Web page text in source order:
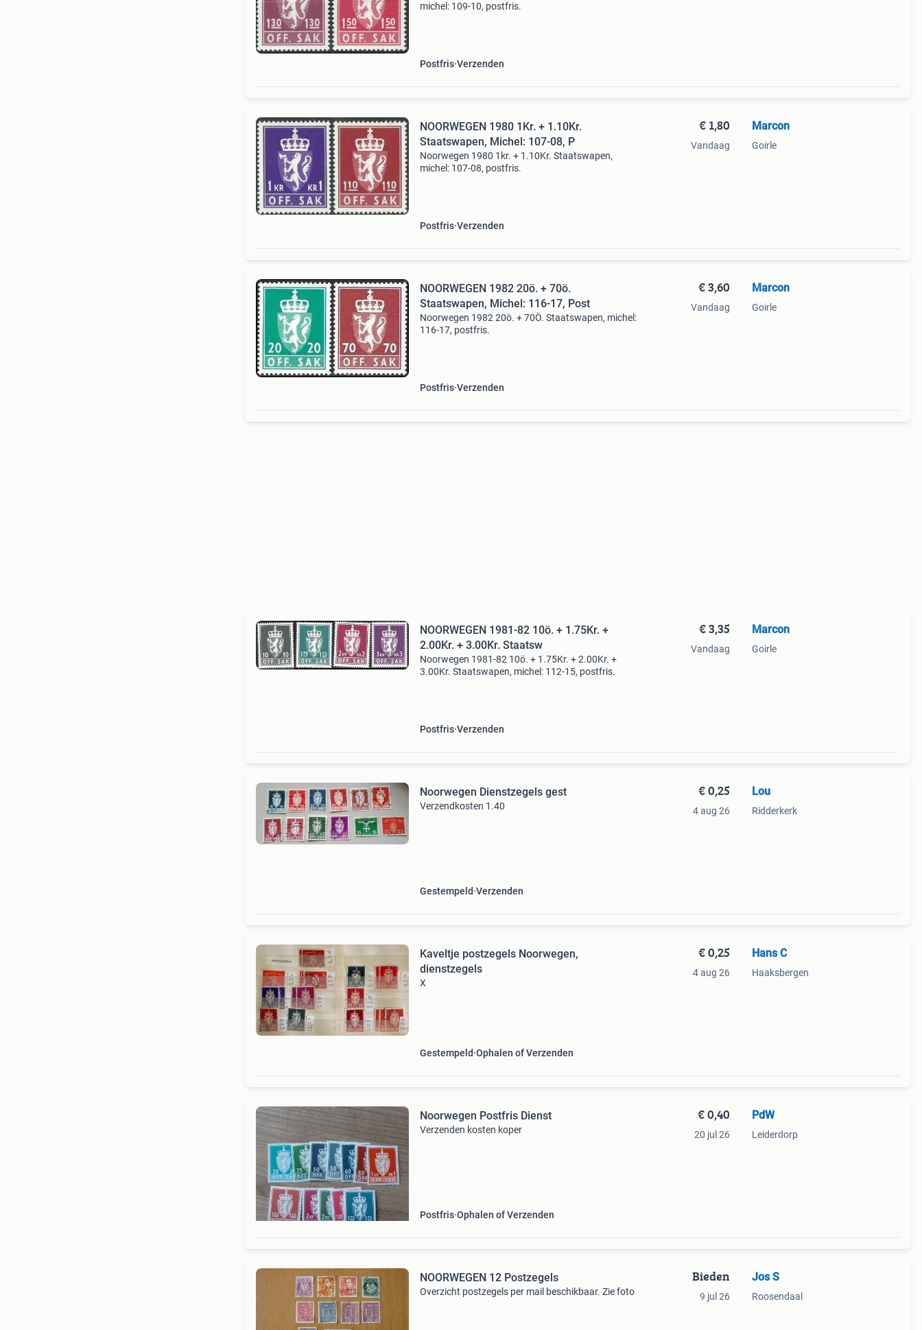
michel: 109-10, postfris.
Postfris Verzenden
NOORWEGEN 1980 1Kr. + 1.10Kr.
Staatswapen, Michel: 107-08, P
Noorwegen 1980 1kr. + 1.10Kr. Staatswapen,
michel: 107-08, postfris.
Postfris Verzenden
€ 1,80
Vandaag
Marcon
Goirle
NOORWEGEN 1982 20ö. + 70ö.
Staatswapen, Michel: 116-17, Post
Noorwegen 1982 20ö. + 70Ö. Staatswapen, michel:
116-17, postfris.
Postfris Verzenden
€ 3,60
Vandaag
Marcon
Goirle
NOORWEGEN 1981-82 10ö. + 1.75Kr. +
2.00Kr. + 3.00Kr. Staatsw
Noorwegen 1981-82 10ö. + 1.75Kr. + 2.00Kr. +
3.00Kr. Staatswapen, michel: 112-15, postfris.
Postfris Verzenden
€ 3,35
Vandaag
Marcon
Goirle
Noorwegen Dienstzegels gest
Verzendkosten 1.40
Gestempeld Verzenden
€ 0,25
4 aug 26
Lou
Ridderkerk
Kaveltje postzegels Noorwegen,
dienstzegels
X
Gestempeld Ophalen of Verzenden
€ 0,25
4 aug 26
Hans C
Haaksbergen
Noorwegen Postfris Dienst
Verzenden kosten koper
Postfris Ophalen of Verzenden
€ 0,40
20 jul 26
PdW
Leiderdorp
NOORWEGEN 12 Postzegels
Overzicht postzegels per mail beschikbaar. Zie foto
Bieden
9 jul 26
Jos S
Roosendaal